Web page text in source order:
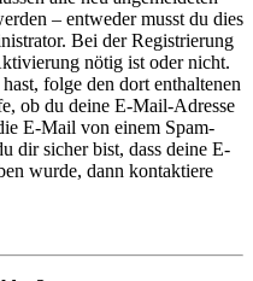
– entweder musst du dies
Bei der Registrierung
nötig ist oder nicht.
folge den dort enthaltenen
ob du deine E-Mail-Adresse
E-Mail von einem Spam-
dir sicher bist, dass deine E-
wurde, dann kontaktiere